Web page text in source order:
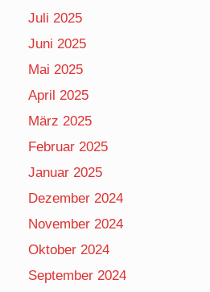
Juli 2025
Juni 2025
Mai 2025
April 2025
März 2025
Februar 2025
Januar 2025
Dezember 2024
November 2024
Oktober 2024
September 2024